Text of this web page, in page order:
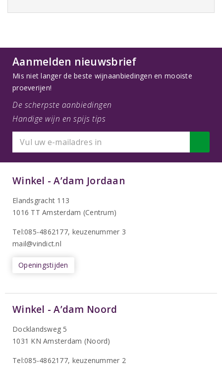
Aanmelden nieuwsbrief
Mis niet langer de beste wijnaanbiedingen en mooiste
proeverijen!
De scherpste aanbiedingen
Handige wijn en spijs tips
Winkel - A’dam Jordaan
Elandsgracht 113
1016 TT Amsterdam (Centrum)
Tel:085-4862177, keuzenummer 3
mail@vindict.nl
Openingstijden
Winkel - A’dam Noord
Docklandsweg 5
1031 KN Amsterdam (Noord)
Tel:085-4862177, keuzenummer 2